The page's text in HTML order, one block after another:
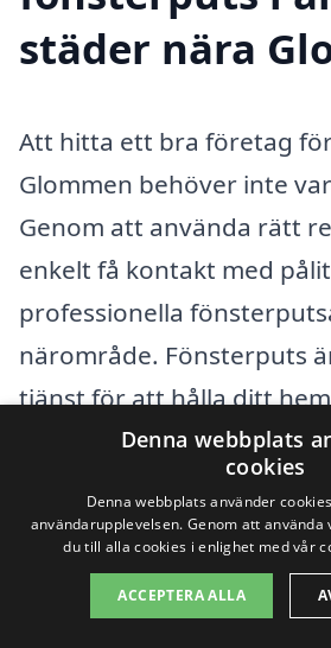
städer nära
Att hitta ett bra företag
Glommen behöver inte
Genom att använda rätt
enkelt få kontakt med
professionella
närområde. Fönsterputs
tjänst för att hålla ditt
snyggt och frigöra
rummet. Det är inte bara
estetik, utan även en del
av dina fönster och
Denna webbplats
cookies
Denna webbplats använder
användarupplevelsen. Genom att
du till alla cookies i enlighet med vår
ACCEPTERA ALLA